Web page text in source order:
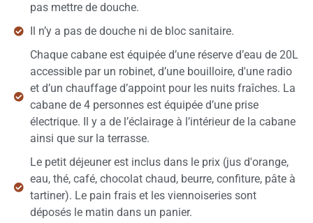
pas mettre de douche.
Il n’y a pas de douche ni de bloc sanitaire.
Chaque cabane est équipée d’une réserve d’eau de 20L
accessible par un robinet, d’une bouilloire, d'une radio
et d’un chauffage d’appoint pour les nuits fraîches. La
cabane de 4 personnes est équipée d’une prise
électrique. Il y a de l’éclairage à l’intérieur de la cabane
ainsi que sur la terrasse.
Le petit déjeuner est inclus dans le prix (jus d'orange,
eau, thé, café, chocolat chaud, beurre, confiture, pâte à
tartiner). Le pain frais et les viennoiseries sont
déposés le matin dans un panier.